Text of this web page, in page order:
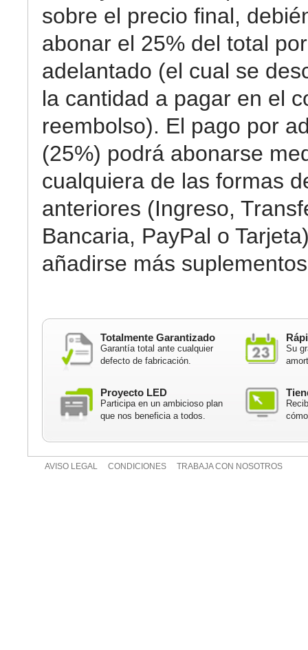
sobre el precio final,
abonar el 25% del total por
adelantado (el cual se
la cantidad a pagar en el
reembolso). El pago por
(25%) podrá abonarse
cualquiera de las formas
anteriores (Ingreso,
Bancaria, PayPal o
añadirse más
Totalmente Garantizado
Garantía total ante cualquier
defecto de fabricación.
Su
Proyecto LED
Participa en un ambicioso plan
que nos beneficia a todos.
AVISO LEGAL CONDICIONES TRABAJA CON NOSOTROS